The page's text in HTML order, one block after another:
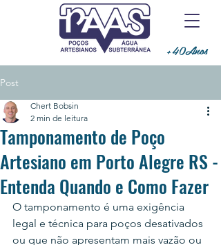
+40Anos
Post
Tamponamento de Poço
Artesiano em Porto Alegre RS -
Entenda Quando e Como Fazer
Chert Bobsin
2 min de leitura
O tamponamento é uma exigência
legal e técnica para poços desativados
ou que não apresentam mais vazão ou